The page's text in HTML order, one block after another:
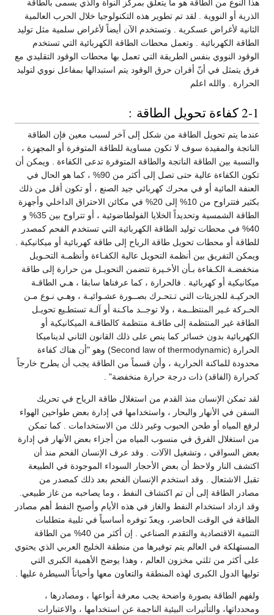
هذا النوع من الطاقة هو ما يتعلق بمركز النواة والذي يسمى بالطاقة
الذرية أو النووية . لقد تم تطوير هذه التكنولوجيا خلال الحرب العالمية
الثانية لأغراض عسكرية . وتستخدم الآن أيضاً لأغراض سلمية مثل توليد
الطاقة الكهربائية . وتعمل محطات الطاقة الكهربائية التي تستخدم
الوقود النووي بنفس الطريقة التي تعمل بها محطات الوقود التقليدي مع
فرق يتمثل في أنّ أفران حرق الوقود يتم استبدالها بمفاعل نووي لتوليد
الحرارة . والله اعلم
2-1 كفاءة تحويل الطاقة :
عندما يتم تحويل الطاقة من شكل إلى آخر لسبب معين فإن الطاقة
الناتجة والمفيدة سوف لا تكون مساوية للطاقة المتوفرة أو المجهزة ،
والنسبة بين الطاقة الناتجة والطاقة المتوفرة تدعى الكفاءة . ويمكن أن
تكون الكفاءة عالية حتى تصل إلى أكثر من 90% ، كما هو الحال في
العنفة المائية أو في محرك كهربائي جيد الصنع ، أو تكون أقل من ذلك
بكثير فتتراوح من 10% إلى 20% في مكائن الاحتراق الداخلي وأجهزة
الطاقة الشمسية وتحديداً الخلايا الفولطاضوئية ، أو تتراوح بين 35% و
40% في محطات توليد الطاقة الكهربائية التي تستخدم الفحم كمصدر
للطاقة أو محطات تحويل طاقة الرياح إلى طاقة كهربائية أو ميكانيكية .
ويمكن التفريق بين أنظمة التحويل عالية الكفـاءة وأنظمـة التحـويل
منخفضـة الكـفاءة بـأن الأخـيرة تتضمن التحويـل من حرارة إلى طاقة
ميكانيكية أو كهربائية . فالحرارة ، كما عرفناها سابقا ، هـي الطاقـة
الحركيـة للجزيئات التي تـتحـرك بصــورة عشـوائيـة ، وهـي نـوع مـن
الحـركة غـير المنتظــمة ، ولا توجــد ماكـنة أو آلـة تستطـيع تحويـل
الطاقة غير المنتظمة إلى طاقـة منتظمة كالطاقـة الميكانيكية أو
الكهربائية بدون خسائر كما ينص على ذلك القانون الثاني لديناميكا
الحرارة (Second law of thermodynamic) وهو "أن هناك كفاءة
محدودة للماكنة الحرارية ، وأن قسماً من الطاقة يجب أن يطرح خارجاً
كحرارة (الفاقد) ذات درجة حرارة منخفضة" .
لقد تمكن الإنسان منذ القدم من استغلال طاقة الرياح في تحريك
السفن في الأنهار والبحار ، واستخدامها في إدارة بعض طواحين الهواء
لرفع المياه أو طحن الحبوب وغير ذلك من الاستخدامات . كما تمكن
من استغلال الفرق في منسوب المياه من أجزاء بعض الأنهار في إدارة
بعض السواقي ، وتشغيل الآلات . وقد عرف الإنسان الفحم منذ أن
اكتشف النار ولاحظ أن بعض الأحجار السوداء الموجودة في الطبيعة
تقبل الاشتعال . وقد استخدم الإنسان الفحم بعد ذلك كمصدر من
مصادر الطاقة إلى أن تم اكتشاف النفط ، وما يصاحبه من غاز طبيعي.
وقد ازداد استخدام النفط والغاز في هذه الأيام وأصبح النفط أهم مصادر
الطاقة في الوقت الحاضر، ويعدّ توفره أساسياً في تلبية متطلبات
التنمية الاقتصادية والتقدم الصناعي . إن أكثر من 40% من الطاقة
المستهلكة في العالم يتم توفيرها من منطقة الخليج العربي الذي يحتوي
على أكثر من ثلثي مخزون العالم ، وهذا يوضح الأهمية الكبرى التي
توليها الدول الكبرى لهذه المنطقة والتعاون معها وأحياناً السيطرة عليها .
ولفهم الطاقة بصورة واضحة يجب معرفة أنواعها ، ومصادرها ،
ومحدداتها، والتأثيرات البيئية الناجمة عن استخدامها ، والاعتبارات